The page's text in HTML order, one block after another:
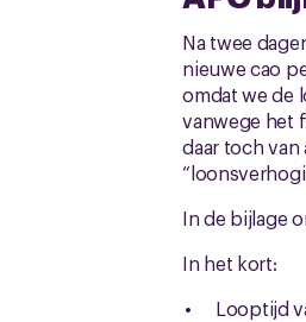
Na twee
nieuwe cao
omdat we de
vanwege het
daar toch
In de bijlage
In het kort:
Looptijd